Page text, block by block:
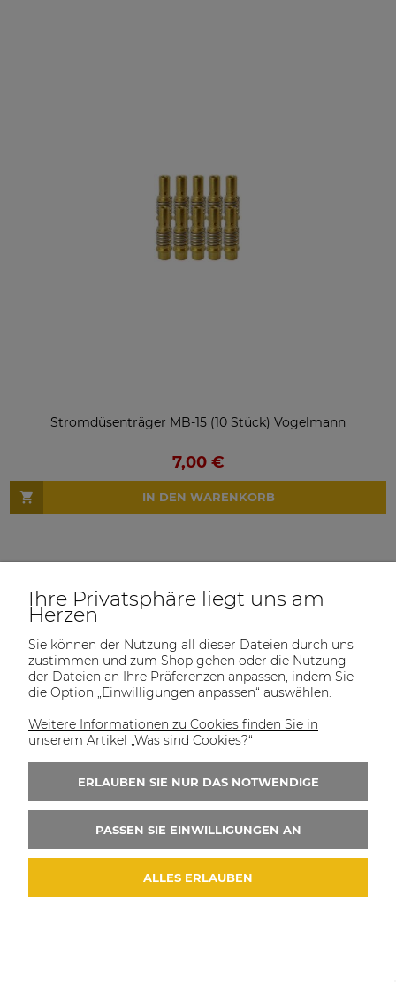
Stromdüsenträger MB-15 (10 Stück) Vogelmann
7,00 €
IN DEN WARENKORB
Ihre Privatsphäre liegt uns am
Herzen
Sie können der Nutzung all dieser Dateien durch uns
zustimmen und zum Shop gehen oder die Nutzung
der Dateien an Ihre Präferenzen anpassen, indem Sie
die Option „Einwilligungen anpassen“ auswählen.
Weitere Informationen zu Cookies finden Sie in
unserem Artikel „Was sind Cookies?“
ERLAUBEN SIE NUR DAS NOTWENDIGE
PASSEN SIE EINWILLIGUNGEN AN
ALLES ERLAUBEN